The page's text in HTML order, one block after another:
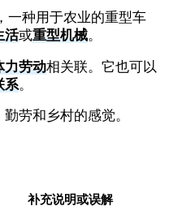
一种用于农业的重型车
活或重型机械。
力劳动相关联。它也可以
系。
劳和乡村的感觉。
补充说明或误解